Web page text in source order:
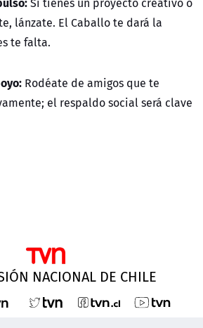
lánzate. El Caballo te dará la
te falta.
Rodéate de amigos que te
el respaldo social será clave
NACIONAL DE CHILE